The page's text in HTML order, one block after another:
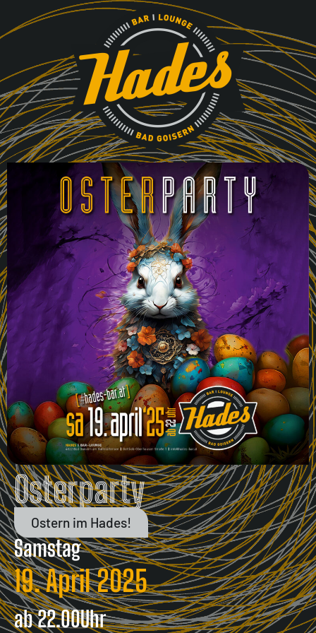
Osterparty
Ostern im Hades!
Samstag
19. April 2025
ab22.00Uhr